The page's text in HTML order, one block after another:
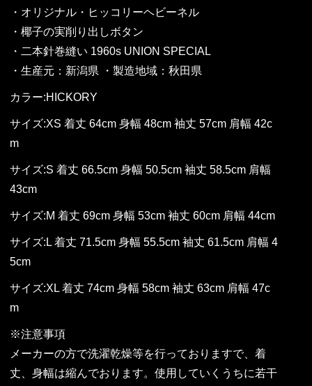
・オリジナル・ヒッコリーヘビーネル
・椰子の実削り出しボタン
・二本針巻縫い 1960s UNION SPECIAL
・生産元：新潟県 ・製造地域：秋田県
カラー:HICKORY
サイズ:XS 着丈 64cm 身幅 48cm 袖丈 57cm 肩幅 42c
m
サイズ:S 着丈 66.5cm 身幅 50.5cm 袖丈 58.5cm 肩幅
43cm
サイズ:M 着丈 69cm 身幅 53cm 袖丈 60cm 肩幅 44cm
サイズ:L 着丈 71.5cm 身幅 55.5cm 袖丈 61.5cm 肩幅 4
5cm
サイズ:XL 着丈 74cm 身幅 58cm 袖丈 63cm 肩幅 47c
m
※注意事項
メーカーの方で洗濯乾燥等を行っておりますで、着
丈、身幅は縮んでおります。使用していくうちに若干